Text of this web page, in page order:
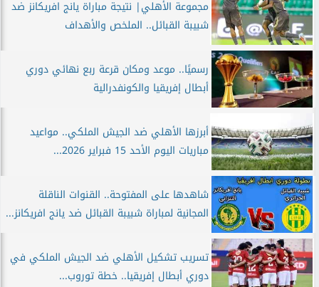
مجموعة الأهلي| نتيجة مباراة يانج افريكانز ضد
شبيبة القبائل.. الملخص والأهداف
رسميًا.. موعد ومكان قرعة ربع نهائي دوري
أبطال إفريقيا والكونفدرالية
أبرزها الأهلي ضد الجيش الملكي.. مواعيد
مباريات اليوم الأحد 15 فبراير 2026...
شاهدها على المفتوحة.. القنوات الناقلة
المجانية لمباراة شبيبة القبائل ضد يانج افريكانز...
تسريب تشكيل الأهلي ضد الجيش الملكي في
دوري أبطال إفريقيا.. خطة توروب...